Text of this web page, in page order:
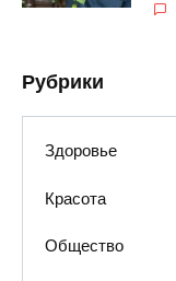
Рубрики
Здоровье
Красота
Общество